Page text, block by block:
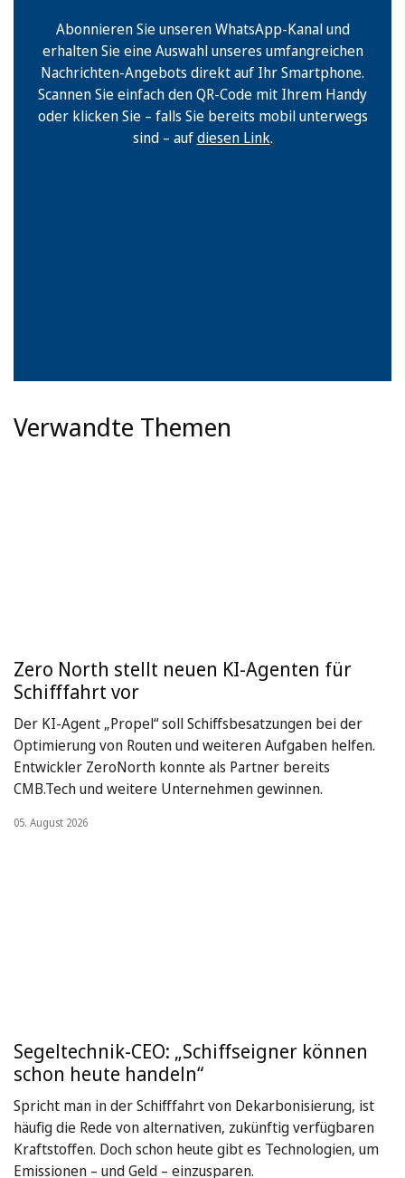
Abonnieren Sie unseren WhatsApp-Kanal und
erhalten Sie eine Auswahl unseres umfangreichen
Nachrichten-Angebots direkt auf Ihr Smartphone.
Scannen Sie einfach den QR-Code mit Ihrem Handy
oder klicken Sie – falls Sie bereits mobil unterwegs
sind – aufdiesen Link.
Verwandte Themen
Zero North stellt neuen KI-Agenten für
Schifffahrt vor
Der KI-Agent „Propel“ soll Schiffsbesatzungen bei der
Optimierung von Routen und weiteren Aufgaben helfen.
Entwickler ZeroNorth konnte als Partner bereits
CMB.Tech und weitere Unternehmen gewinnen.
05. August 2026
Segeltechnik-CEO: „Schiffseigner können
schon heute handeln“
Spricht man in der Schifffahrt von Dekarbonisierung, ist
häufig die Rede von alternativen, zukünftig verfügbaren
Kraftstoffen. Doch schon heute gibt es Technologien, um
Emissionen – und Geld – einzusparen.